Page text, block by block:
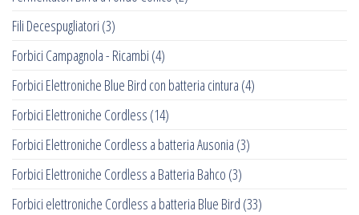
Fili Decespugliatori (3)
Forbici Campagnola - Ricambi (4)
Forbici Elettroniche Blue Bird con batteria cintura (4)
Forbici Elettroniche Cordless (14)
Forbici Elettroniche Cordless a batteria Ausonia (3)
Forbici Elettroniche Cordless a Batteria Bahco (3)
Forbici elettroniche Cordless a batteria Blue Bird (33)